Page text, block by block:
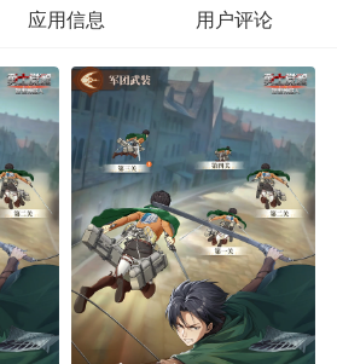
应用信息 用户评论